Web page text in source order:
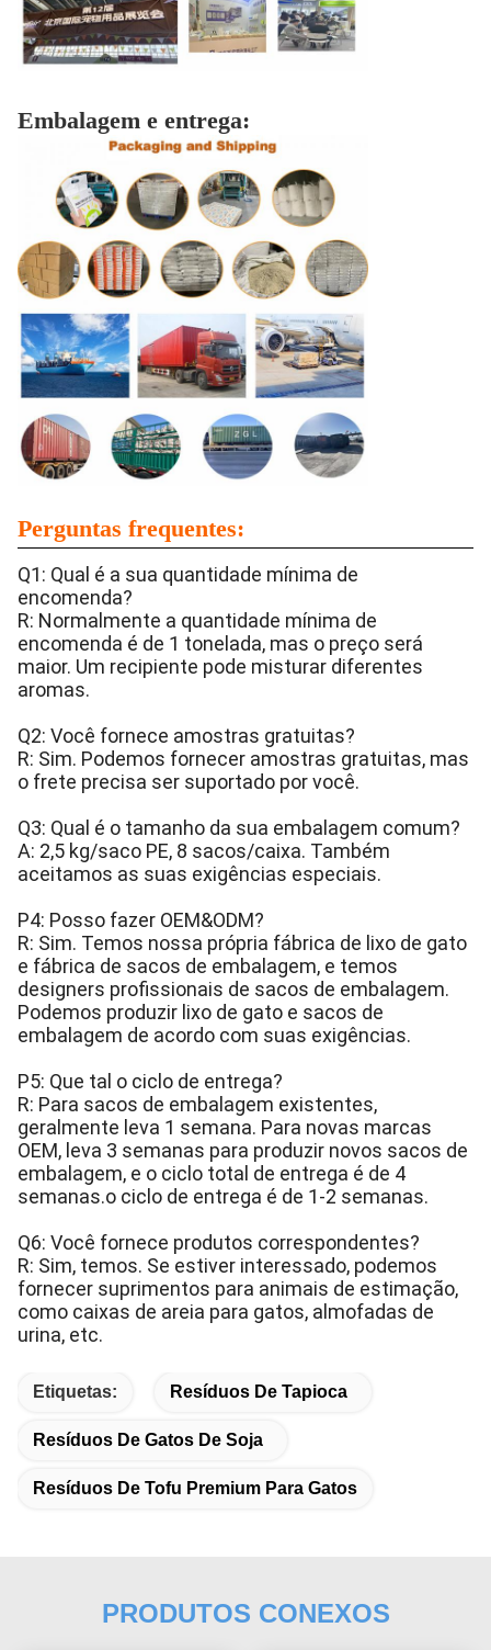
Embalagem e entrega:
Perguntas frequentes:
Q1: Qual é a sua quantidade mínima de
encomenda?
R: Normalmente a quantidade mínima de
encomenda é de 1 tonelada, mas o preço será
maior. Um recipiente pode misturar diferentes
aromas.
Q2: Você fornece amostras gratuitas?
R: Sim. Podemos fornecer amostras gratuitas, mas
o frete precisa ser suportado por você.
Q3: Qual é o tamanho da sua embalagem comum?
A: 2,5 kg/saco PE, 8 sacos/caixa. Também
aceitamos as suas exigências especiais.
P4: Posso fazer OEM&ODM?
R: Sim. Temos nossa própria fábrica de lixo de gato
e fábrica de sacos de embalagem, e temos
designers profissionais de sacos de embalagem.
Podemos produzir lixo de gato e sacos de
embalagem de acordo com suas exigências.
P5: Que tal o ciclo de entrega?
R: Para sacos de embalagem existentes,
geralmente leva 1 semana. Para novas marcas
OEM, leva 3 semanas para produzir novos sacos de
embalagem, e o ciclo total de entrega é de 4
semanas.o ciclo de entrega é de 1-2 semanas.
Q6: Você fornece produtos correspondentes?
R: Sim, temos. Se estiver interessado, podemos
fornecer suprimentos para animais de estimação,
como caixas de areia para gatos, almofadas de
urina, etc.
Etiquetas: Resíduos De Tapioca
Resíduos De Gatos De Soja
Resíduos De Tofu Premium Para Gatos
PRODUTOS CONEXOS